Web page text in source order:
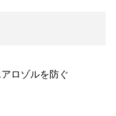
ロゾルを防ぐ